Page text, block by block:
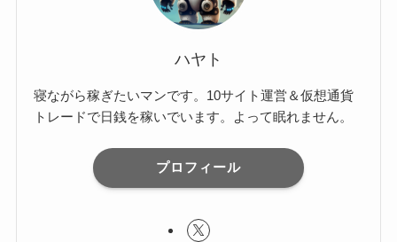
ハヤト
寝ながら稼ぎたいマンです。10サイト運営＆仮想通貨
トレードで日銭を稼いでいます。よって眠れません。
プロフィール